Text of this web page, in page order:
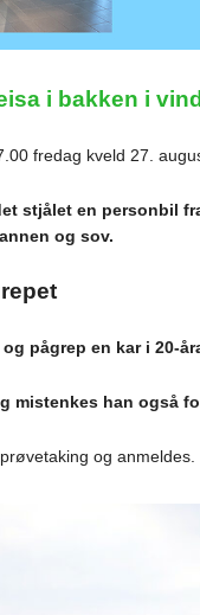
i bakken i
fredag kveld 27.
stjålet en personbil
og sov.
pågrep en kar i 20-
mistenkes han også
og anmeldes.